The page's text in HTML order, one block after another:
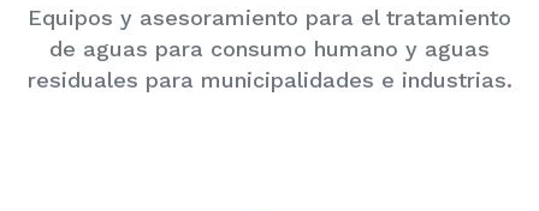
Equipos y asesoramiento para el tratamiento
de aguas para consumo humano y aguas
residuales para municipalidades e industrias.